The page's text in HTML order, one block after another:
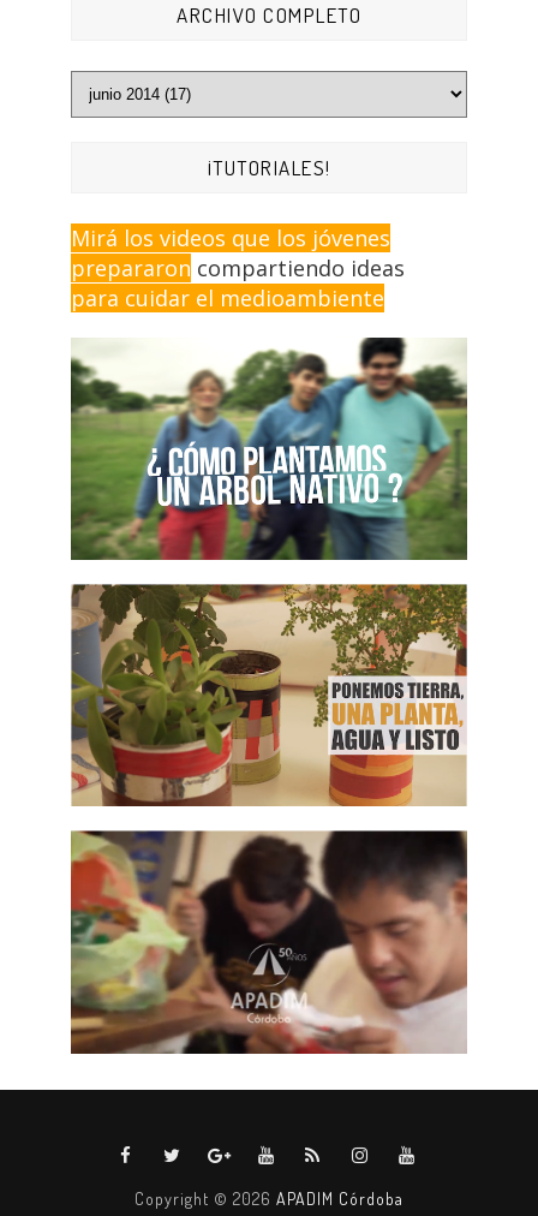
ARCHIVO COMPLETO
¡TUTORIALES!
Mirá los videos que los jóvenes
prepararon compartiendo ideas
para cuidar el medioambiente
Copyright © 2026 APADIM Córdoba